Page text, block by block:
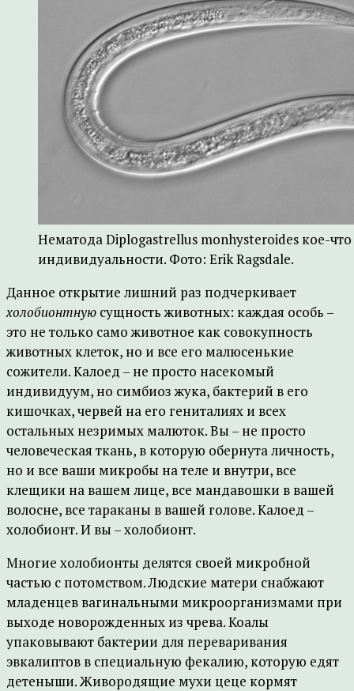
Нематода Diplogastrellus monhysteroides кое-
индивидуальности. Фото: Erik Ragsdale.
Данное открытие лишний раз подчеркивает
холобионтную сущность животных: каждая особь –
это не только само животное как совокупность
животных клеток, но и все его малюсенькие
сожители. Калоед – не просто насекомый
индивидуум, но симбиоз жука, бактерий в его
кишочках, червей на его гениталиях и всех
остальных незримых малюток. Вы – не просто
человеческая ткань, в которую обернута личность,
но и все ваши микробы на теле и внутри, все
клещики на вашем лице, все мандавошки в вашей
волосне, все тараканы в вашей голове. Калоед –
холобионт. И вы – холобионт.
Многие холобионты делятся своей микробной
частью с потомством. Людские матери снабжают
младенцев вагинальными микроорганизмами при
выходе новорожденных из чрева. Коалы
упаковывают бактерии для переваривания
эвкалиптов в специальную фекалию, которую едят
детеныши. Живородящие мухи цеце кормят